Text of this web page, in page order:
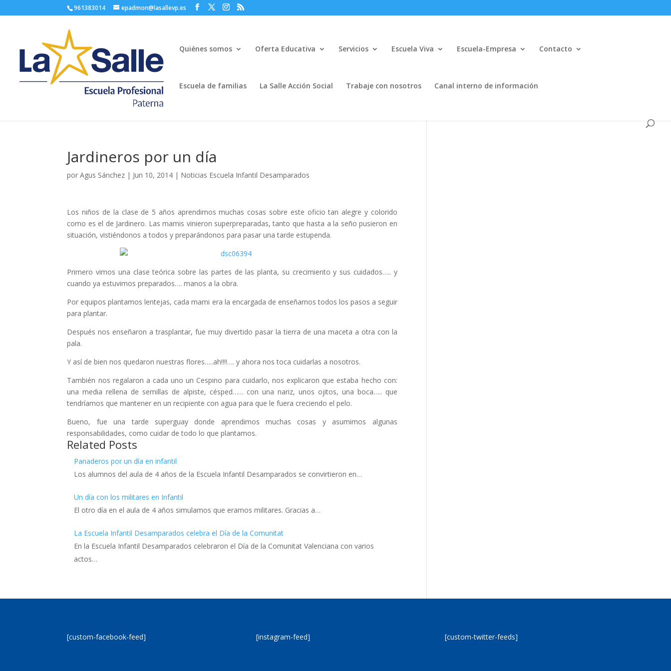
961383014 epadmon@lasallevp.es
Quiénes somos Oferta Educativa Servicios Escuela Viva Escuela-Empresa Contacto
Escuela de familias La Salle Acción Social Trabaje con nosotros Canal interno de información
Jardineros por un día
porAgus Sánchez | Jun 10, 2014 | Noticias Escuela Infantil Desamparados
Los niños de la clase de 5 años aprendimos muchas cosas sobre este oficio tan alegre y colorido
como es el de Jardinero. Las mamis vinieron superpreparadas, tanto que hasta a la seño pusieron en
situación, vistiéndonos a todos y preparándonos para pasar una tarde estupenda.
Primero vimos una clase teórica sobre las partes de las planta, su crecimiento y sus cuidados….. y
cuando ya estuvimos preparados…. manos a la obra.
Por equipos plantamos lentejas, cada mami era la encargada de enseñarnos todos los pasos a seguir
para plantar.
Después nos enseñaron a trasplantar, fue muy divertido pasar la tierra de una maceta a otra con la
pala.
Y así de bien nos quedaron nuestras flores…..ah!!!!…. y ahora nos toca cuidarlas a nosotros.
También nos regalaron a cada uno un Cespino para cuidarlo, nos explicaron que estaba hecho con:
una media rellena de semillas de alpiste, césped…… con una nariz, unos ojitos, una boca….. que
tendríamos que mantener en un recipiente con agua para que le fuera creciendo el pelo.
Bueno, fue una tarde superguay donde aprendimos muchas cosas y asumimos algunas
responsabilidades, como cuidar de todo lo que plantamos.
Related Posts
Panaderos por un día en infantil
Los alumnos del aula de 4 años de la Escuela Infantil Desamparados se convirtieron en…
Un día con los militares en Infantil
El otro día en el aula de 4 años simulamos que eramos militares. Gracias a…
La Escuela Infantil Desamparados celebra el Día de la Comunitat
En la Escuela Infantil Desamparados celebraron el Día de la Comunitat Valenciana con varios
actos…
[custom-facebook-feed] [instagram-feed] [custom-twitter-feeds]